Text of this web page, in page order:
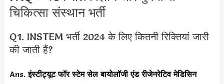
चिकित्सा संस्थान भर्ती
Q1. INSTEM भर्ती 2024 के लिए कितनी रिक्तियां जारी
की जाती हैं?
Ans.इंस्टीट्यूट फॉर स्टेम सेल बायोलॉजी एंड रीजेनरेटिव मेडिसिन